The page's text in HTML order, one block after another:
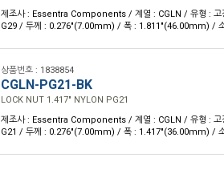
제조사 : Essentra Components / 계열 : CGLN / 유형 : 고
G29 / 두께 : 0.276"(7.00mm) / 폭 : 1.811"(46.00mm) /
상품번호 : 1838854
CGLN-PG21-BK
LOCK NUT 1.417" NYLON PG21
제조사 : Essentra Components / 계열 : CGLN / 유형 : 고
G21 / 두께 : 0.276"(7.00mm) / 폭 : 1.417"(36.00mm) /